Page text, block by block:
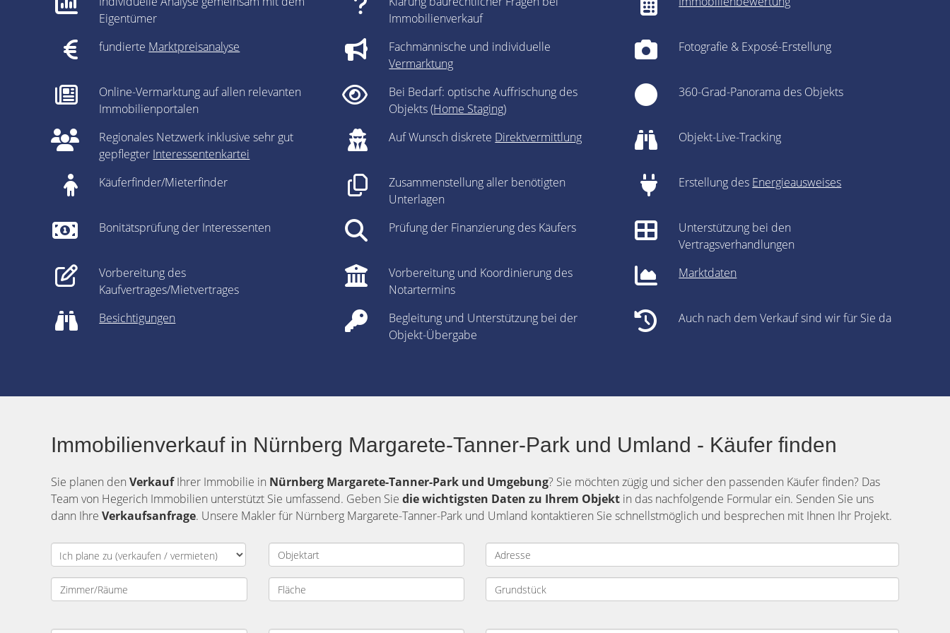
Eigentümer
Immobilienverkauf
fundierte Marktpreisanalyse
Fachmännische und individuelle
Vermarktung
Fotografie & Exposé-Erstellung
Online-Vermarktung auf allen relevanten
Immobilienportalen
Bei Bedarf: optische Auffrischung des
Objekts (Home Staging)
360-Grad-Panorama des Objekts
Regionales Netzwerk inklusive sehr gut
gepflegter Interessentenkartei
Auf Wunsch diskrete Direktvermittlung Objekt-Live-Tracking
Käuferfinder/Mieterfinder
Zusammenstellung aller benötigten
Unterlagen
Erstellung des Energieausweises
Bonitätsprüfung der Interessenten Prüfung der Finanzierung des Käufers
Unterstützung bei den
Vertragsverhandlungen
Vorbereitung des
Kaufvertrages/Mietvertrages
Vorbereitung und Koordinierung des
Notartermins
Marktdaten
Besichtigungen
Begleitung und Unterstützung bei der
Objekt-Übergabe
Auch nach dem Verkauf sind wir für Sie da
Immobilienverkauf in Nürnberg Margarete-Tanner-Park und Umland - Käufer finden
Sie planen den VerkaufIhrer Immobilie in Nürnberg Margarete-Tanner-Park und Umgebung? Sie möchten zügig und sicher den passenden Käufer finden? Das
Team von Hegerich Immobilien unterstützt Sie umfassend. Geben Sie diewichtigsten Daten zu Ihrem Objekt in das nachfolgende Formular ein. Senden Sie uns
dann Ihre Verkaufsanfrage. Unsere Makler für Nürnberg Margarete-Tanner-Park und Umland kontaktieren Sie schnellstmöglich und besprechen mit Ihnen Ihr Projekt.